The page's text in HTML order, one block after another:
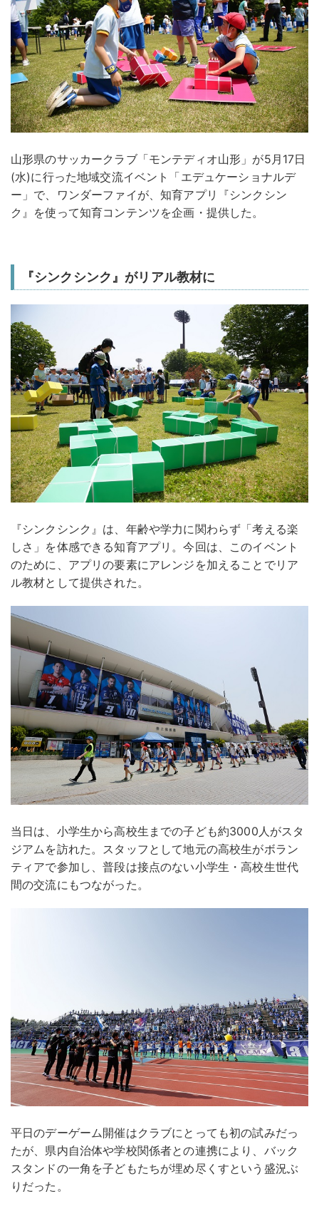
山形県のサッカークラブ「モンテディオ山形」が5月17日
(水)に行った地域交流イベント「エデュケーショナルデ
ー」で、ワンダーファイが、知育アプリ『シンクシン
ク』を使って知育コンテンツを企画・提供した。
『シンクシンク』がリアル教材に
『シンクシンク』は、年齢や学力に関わらず「考える楽
しさ」を体感できる知育アプリ。今回は、このイベント
のために、アプリの要素にアレンジを加えることでリア
ル教材として提供された。
当日は、小学生から高校生までの子ども約3000人がスタ
ジアムを訪れた。スタッフとして地元の高校生がボラン
ティアで参加し、普段は接点のない小学生・高校生世代
間の交流にもつながった。
平日のデーゲーム開催はクラブにとっても初の試みだっ
たが、県内自治体や学校関係者との連携により、バック
スタンドの一角を子どもたちが埋め尽くすという盛況ぶ
りだった。